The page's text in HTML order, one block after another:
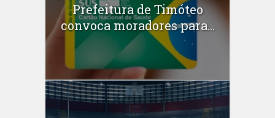
Prefeitura de Timóteo
convoca moradores para...